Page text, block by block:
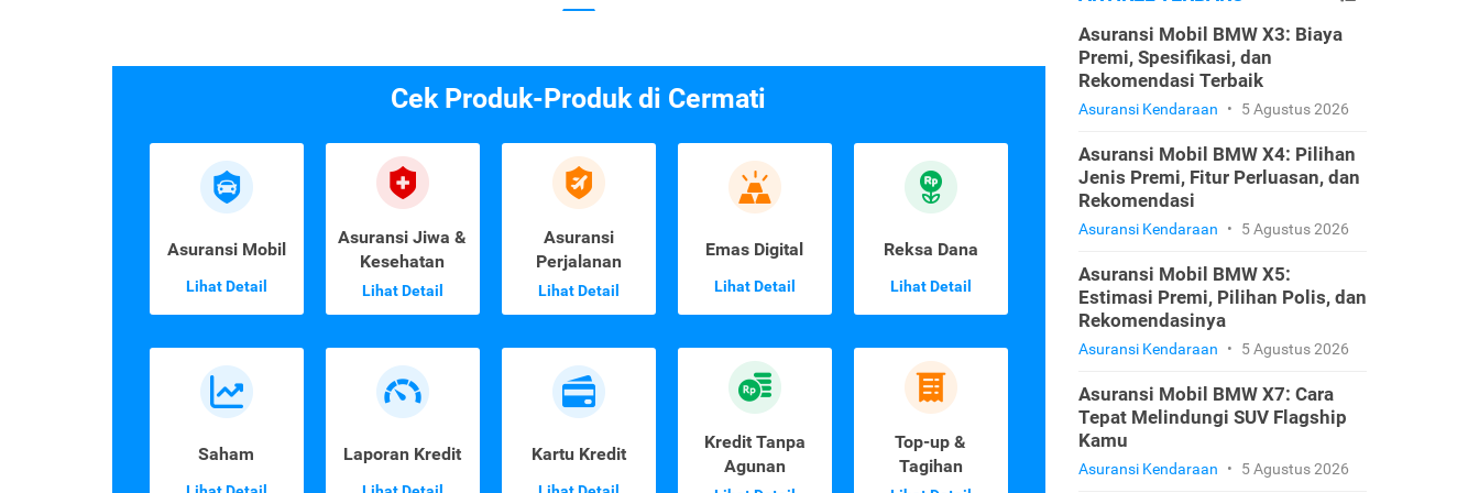
Cek Produk-Produk di Cermati
Asuransi Mobil
Lihat Detail
Asuransi Jiwa &
Kesehatan
Lihat Detail
Asuransi
Perjalanan
Lihat Detail
Emas Digital
Lihat Detail
Reksa Dana
Lihat Detail
Saham Laporan Kredit Kartu Kredit
Kredit Tanpa
Agunan
Top-up &
Tagihan
Asuransi Mobil BMW X3: Biaya
Premi, Spesifikasi, dan
Rekomendasi Terbaik
Asuransi Kendaraan • 5 Agustus 2026
Asuransi Mobil BMW X4: Pilihan
Jenis Premi, Fitur Perluasan, dan
Rekomendasi
Asuransi Kendaraan • 5 Agustus 2026
Asuransi Mobil BMW X5:
Estimasi Premi, Pilihan Polis, dan
Rekomendasinya
Asuransi Kendaraan • 5 Agustus 2026
Asuransi Mobil BMW X7: Cara
Tepat Melindungi SUV Flagship
Kamu
Asuransi Kendaraan • 5 Agustus 2026